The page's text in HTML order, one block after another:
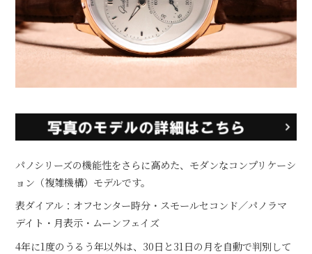
パノシリーズの機能性をさらに高めた、モダンなコンプリケーシ
ョン（複雑機構）モデルです。
表ダイアル：オフセンター時分・スモールセコンド／パノラマ
デイト・月表示・ムーンフェイズ
4年に1度のうるう年以外は、30日と31日の月を自動で判別して